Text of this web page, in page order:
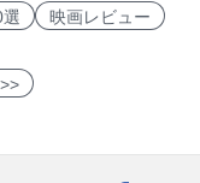
映画レビュー